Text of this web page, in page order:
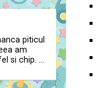
piticul
am
si chip. …